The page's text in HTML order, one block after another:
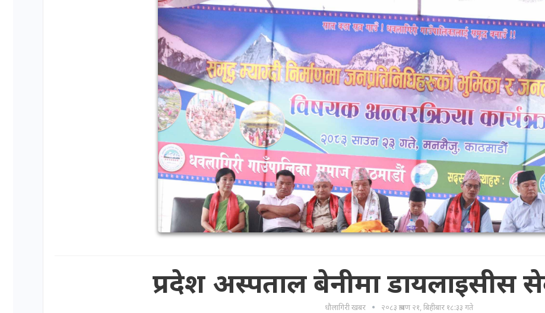
प्रदेश अस्पताल बेनीमा डायलाइसीस
धौलागिरी खबर २०८३ श्रावण २१, बिहीबार १८:३३ गते